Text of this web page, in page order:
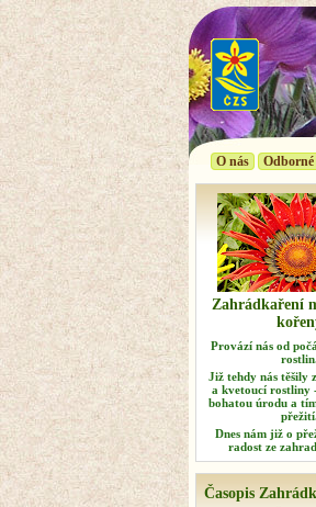
O nás
Zahrádkaření
Provází nás od
Již tehdy nás těšily
a kvetoucí rostliny
bohatou úrodu a
Dnes nám již o
radost ze
Časopis